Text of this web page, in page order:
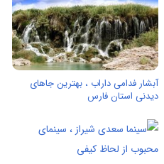
آبشار فدامی داراب ، بهترین جاهای
دیدنی استان فارس